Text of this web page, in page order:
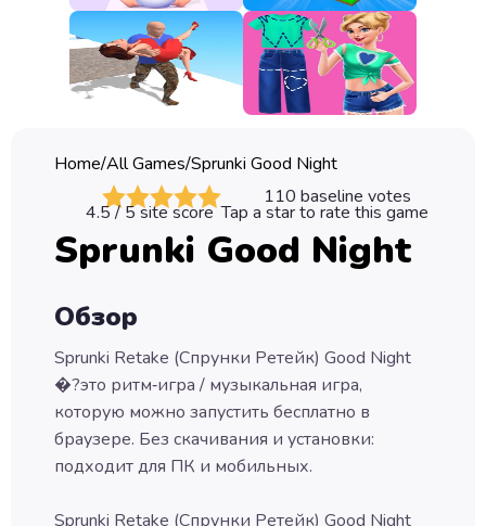
Games
Classic
Sprunki
Games
Car
Games
Games
Puzzle
Games
Home/All Games/Sprunki Good Night
110 baseline votes
4.5/ 5 site score Tap a star to rate this game
Sprunki Good Night
Обзор
Sprunki Retake (Спрунки Ретейк) Good Night
�?это ритм‑игра / музыкальная игра,
которую можно запустить бесплатно в
браузере. Без скачивания и установки:
подходит для ПК и мобильных.
Sprunki Retake (Спрунки Ретейк) Good Night